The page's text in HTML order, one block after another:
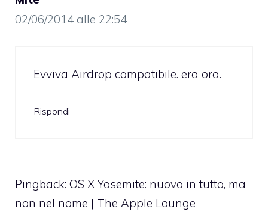
02/06/2014 alle 22:54
Evviva Airdrop compatibile. era ora.
Rispondi
Pingback: OS X Yosemite: nuovo in tutto, ma
non nel nome | The Apple Lounge